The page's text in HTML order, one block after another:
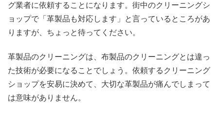
グ業者に依頼することになります。街中のクリーニングシ
ョップで「革製品も対応します」と言っているところがあ
りますが、ちょっと待ってください。
革製品のクリーニングは、布製品のクリーニングとは違っ
た技術が必要になることでしょう。依頼するクリーニング
ショップを安易に決めて、大切な革製品が痛んでしまって
は意味がありません。